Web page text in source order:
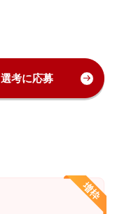
選考に応募